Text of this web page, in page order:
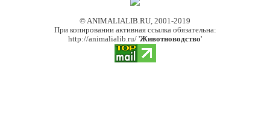
© ANIMALIALIB.RU, 2001-2019
При копировании активная ссылка обязательна:
http://animalialib.ru/ 'Животноводство'